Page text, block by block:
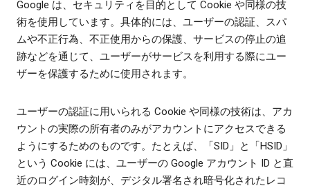
Google は、セキュリティを目的として Cookie や同様の技
術を使用しています。具体的には、ユーザーの認証、スパ
ムや不正行為、不正使用からの保護、サービスの停止の追
跡などを通じて、ユーザーがサービスを利用する際にユー
ザーを保護するために使用されます。
ユーザーの認証に用いられる Cookie や同様の技術は、アカ
ウントの実際の所有者のみがアカウントにアクセスできる
ようにするためのものです。たとえば、「SID」と「HSID」
という Cookie には、ユーザーの Google アカウント ID と直
近のログイン時刻が、デジタル署名され暗号化されたレコ